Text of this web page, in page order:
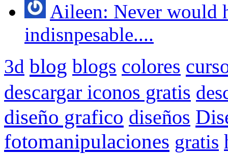
Aileen: Never would
indisnpesable....
3d blog blogs colores
descargar iconos gratis
diseño grafico diseños
fotomanipulaciones gratis